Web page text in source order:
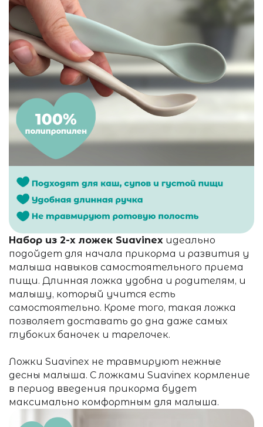
Набор из 2-х ложек Suavinex идеально
подойдет для начала прикорма и развития у
малыша навыков самостоятельного приема
пищи. Длинная ложка удобна и родителям, и
малышу, который учится есть
самостоятельно. Кроме того, такая ложка
позволяет доставать до дна даже самых
глубоких баночек и тарелочек.
Ложки Suavinex не травмируют нежные
десны малыша. С ложками Suavinex кормление
в период введения прикорма будет
максимально комфортным для малыша.